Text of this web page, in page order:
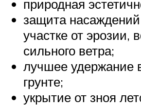
природная
защита
участке от эрозии,
сильного ветра;
лучшее удержание
грунте;
укрытие от зноя